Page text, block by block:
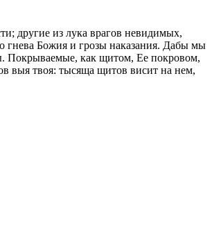
другие из лука врагов невидимых,
гнева Божия и грозы наказания. Дабы мы
Покрываемые, как щитом, Ее покровом,
выя твоя: тысяща щитов висит на нем,